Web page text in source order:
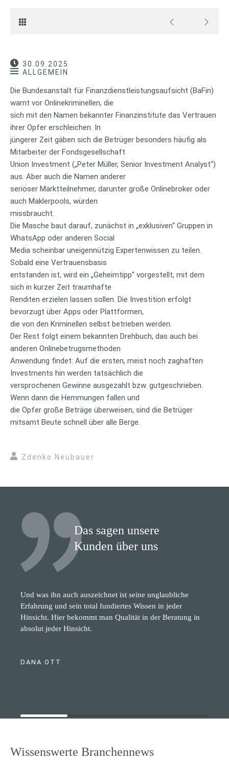
30.09.2025
ALLGEMEIN
Die Bundesanstalt für Finanzdienstleistungsaufsicht (BaFin)
warnt vor Onlinekriminellen, die
sich mit den Namen bekannter Finanzinstitute das Vertrauen
ihrer Opfer erschleichen. In
jüngerer Zeit gäben sich die Betrüger besonders häufig als
Mitarbeiter der Fondsgesellschaft
Union Investment („Peter Müller, Senior Investment Analyst“)
aus. Aber auch die Namen anderer
seriöser Marktteilnehmer, darunter große Onlinebroker oder
auch Maklerpools, würden
missbraucht.
Die Masche baut darauf, zunächst in „exklusiven“ Gruppen in
WhatsApp oder anderen Social
Media scheinbar uneigennützig Expertenwissen zu teilen.
Sobald eine Vertrauensbasis
entstanden ist, wird ein „Geheimtipp“ vorgestellt, mit dem
sich in kurzer Zeit traumhafte
Renditen erzielen lassen sollen. Die Investition erfolgt
bevorzugt über Apps oder Plattformen,
die von den Kriminellen selbst betrieben werden.
Der Rest folgt einem bekannten Drehbuch, das auch bei
anderen Onlinebetrugsmethoden
Anwendung findet: Auf die ersten, meist noch zaghaften
Investments hin werden tatsächlich die
versprochenen Gewinne ausgezahlt bzw. gutgeschrieben.
Wenn dann die Hemmungen fallen und
die Opfer große Beträge überweisen, sind die Betrüger
mitsamt Beute schnell über alle Berge.
Zdenko Neubauer
Das sagen unsere
Kunden über uns
Und was ihn auch auszeichnet ist seine unglaubliche
Erfahrung und sein total fundiertes Wissen in jeder
Hinsicht. Hier bekommt man Qualität in der Beratung in
absolut jeder Hinsicht.
DANA OTT
Wissenswerte Branchennews